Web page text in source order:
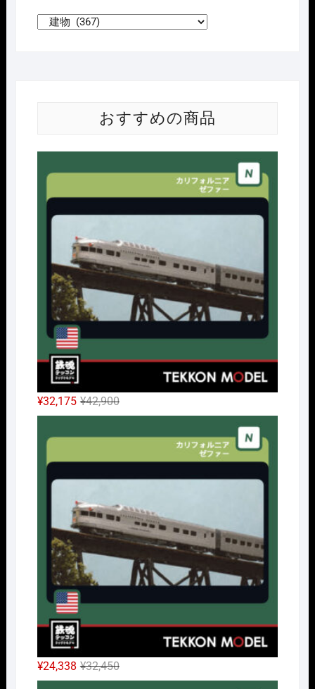
おすすめの商品
¥42,900元
の
価
で
し
た。
¥32,175
現
在
の
¥32,175
で
す。
¥32,450元
の
¥24,338
現
在